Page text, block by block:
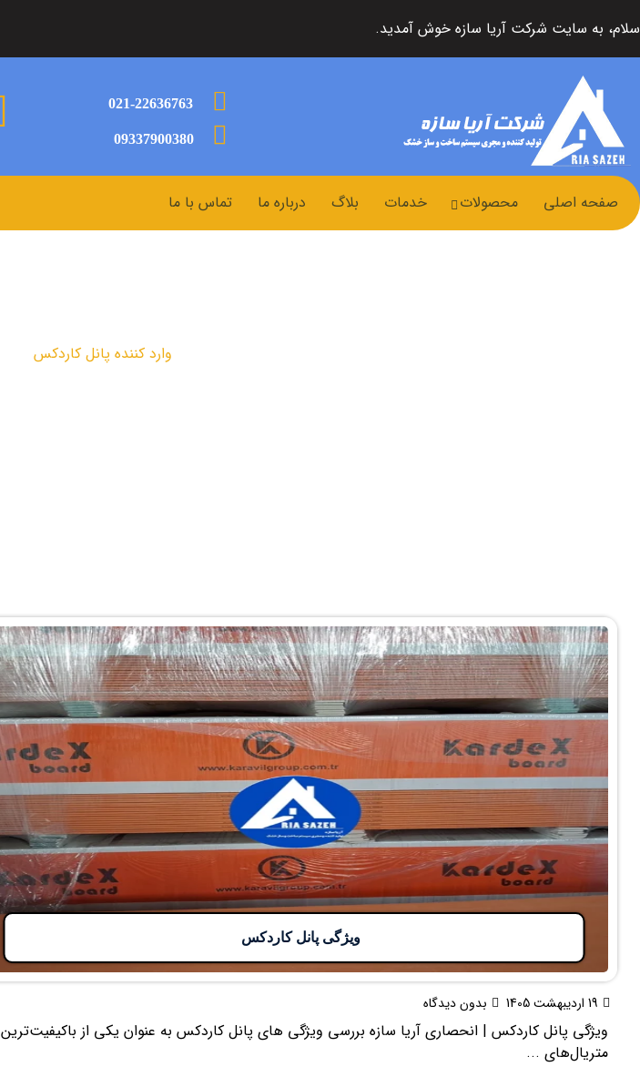
سلام، به سایت شرکت آریا سازه خوش آمدید.
021-22636763
09337900380
صفحه اصلی محصولات خدمات بلاگ درباره ما تماس با ما
وارد کننده پانل کاردکس
ویژگی پانل کاردکس
19 اردیبهشت 1405 بدون دیدگاه
ویژگی پانل کاردکس | انحصاری آریا سازه بررسی ویژگی های پانل کاردکس به عنوان یکی از باکیفیت‌ترین
متریال‌های ...